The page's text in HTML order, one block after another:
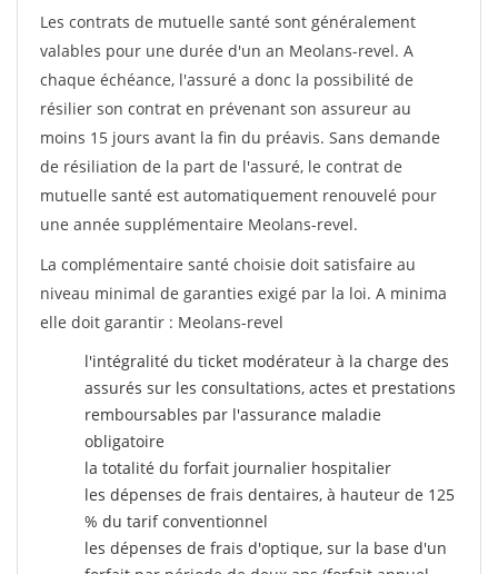
Les contrats de mutuelle santé sont généralement
valables pour une durée d'un an Meolans-revel. A
chaque échéance, l'assuré a donc la possibilité de
résilier son contrat en prévenant son assureur au
moins 15 jours avant la fin du préavis. Sans demande
de résiliation de la part de l'assuré, le contrat de
mutuelle santé est automatiquement renouvelé pour
une année supplémentaire Meolans-revel.
La complémentaire santé choisie doit satisfaire au
niveau minimal de garanties exigé par la loi. A minima
elle doit garantir : Meolans-revel
l'intégralité du ticket modérateur à la charge des
assurés sur les consultations, actes et prestations
remboursables par l'assurance maladie
obligatoire
la totalité du forfait journalier hospitalier
les dépenses de frais dentaires, à hauteur de 125
% du tarif conventionnel
les dépenses de frais d'optique, sur la base d'un